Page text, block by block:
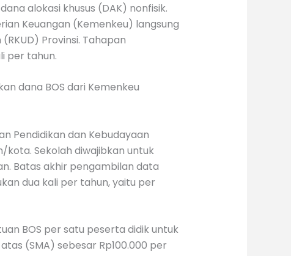
alokasi khusus (DAK) nonfisik.
Keuangan (Kemenkeu) langsung
Provinsi. Tahapan
per tahun.
dana BOS dari Kemenkeu
Pendidikan dan Kebudayaan
Sekolah diwajibkan untuk
Batas akhir pengambilan data
dua kali per tahun, yaitu per
BOS per satu peserta didik untuk
(SMA) sebesar Rp100.000 per